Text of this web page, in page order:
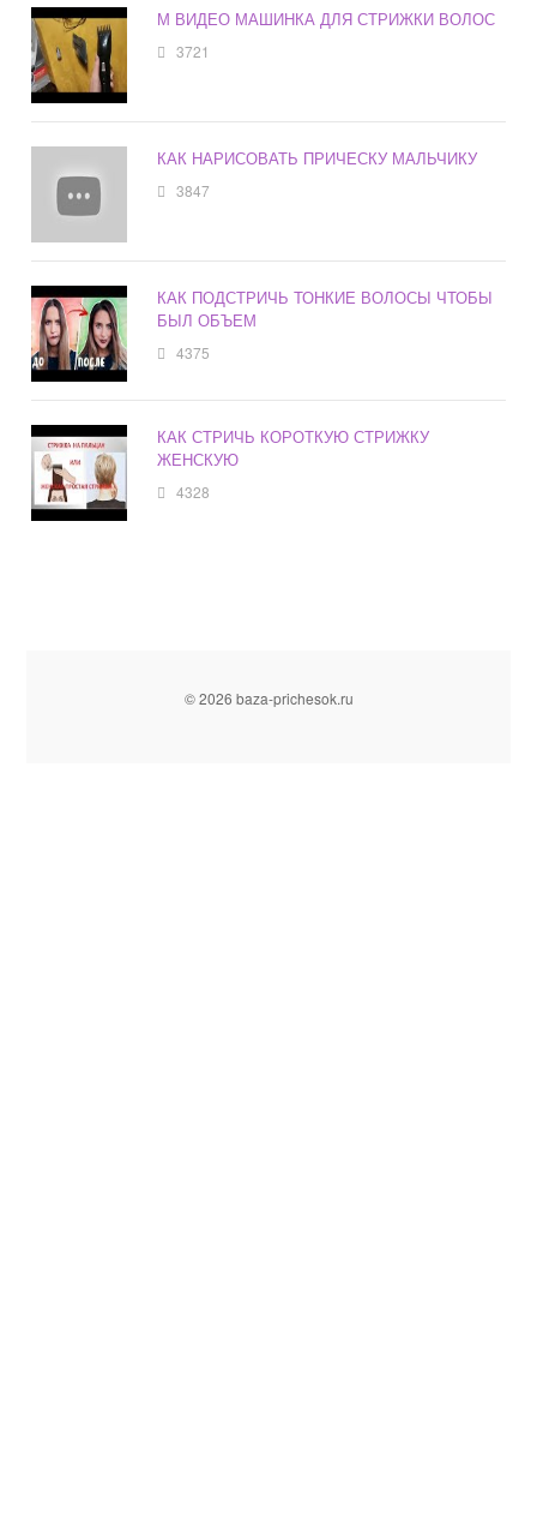
М ВИДЕО МАШИНКА ДЛЯ СТРИЖКИ ВОЛОС
3721
КАК НАРИСОВАТЬ ПРИЧЕСКУ МАЛЬЧИКУ
3847
КАК ПОДСТРИЧЬ ТОНКИЕ ВОЛОСЫ ЧТОБЫ
БЫЛ ОБЪЕМ
4375
КАК СТРИЧЬ КОРОТКУЮ СТРИЖКУ
ЖЕНСКУЮ
4328
© 2026 baza-prichesok.ru